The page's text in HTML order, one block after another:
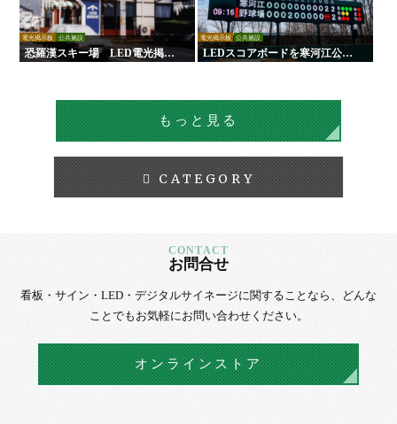
電光掲示板 公共施設
恐羅漢スキー場 LED電光掲示
板
電光掲示板 公共施設
LEDスコアボードを寒河江公園
野球場に設置｜負担軽減！手動
もっと見る
CATEGORY
お問合せ
看板・サイン・LED・デジタルサイネージに関することなら、
どんな
ことでもお気軽にお問い合わせください。
オンラインストア